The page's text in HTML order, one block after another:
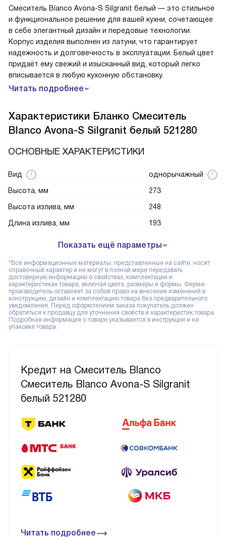
Кредит на Смеситель Blanco
Смеситель Blanco Avona-S Silgranit
белый 521280
Читать подробнее
Смеситель Blanco Avona-S Silgranit белый — это стильное
и функциональное решение для вашей кухни, сочетающее
в себе элегантный дизайн и передовые технологии.
Корпус изделия выполнен из латуни, что гарантирует
надежность и долговечность в эксплуатации. Белый цвет
придаёт ему свежий и изысканный вид, который легко
вписывается в любую кухонную обстановку.
Читать подробнее
Характеристики Бланко Смеситель
Blanco Avona-S Silgranit белый 521280
ОСНОВНЫЕ ХАРАКТЕРИСТИКИ
Вид
однорычажный
Высота, мм
273
Высота излива, мм
248
Длина излива, мм
193
Показать ещё параметры
*Все информационные материалы, представленные на сайте, носят
справочный характер и не могут в полной мере передавать
достоверную информацию о свойствах, комплектации и
характеристиках товара, включая цвета, размеры и формы. Фирма-
производитель оставляет за собой право на внесение изменений в
конструкцию, дизайн и комплектацию товара без предварительного
уведомления. Перед оформлением заказа покупатель должен
обратиться к продавцу для уточнения свойств и характеристик товара.
Подробная информация о товаре указывается в инструкции и на
упаковке товара.